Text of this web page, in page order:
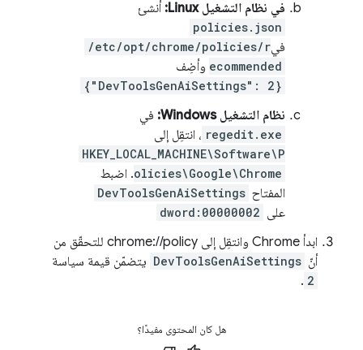
في نظام التشغيل Linux: أنشئ
policies.json
في/etc/opt/chrome/policies/r
ecommended وأضِف
{"DevToolsGenAiSettings": 2}
نظام التشغيل Windows: في
regedit.exe ، انتقِل إلى
HKEY_LOCAL_MACHINE\Software\P
olicies\Google\Chrome. اضبط
المفتاح DevToolsGenAiSettings
على dword:00000002
ابدأ Chrome وانتقِل إلى chrome://policy للتحقّق من
أنّ DevToolsGenAiSettings يتضمّن قيمة سياسة
2
.
هل كان المحتوى مفيدًا؟